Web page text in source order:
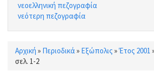
νεοελληνική πεζογραφία
νεότερη πεζογραφία
Είστε εδώ
Αρχική » Περιοδικά» Εξώπολις »Έτος 2001
σελ. 1-2